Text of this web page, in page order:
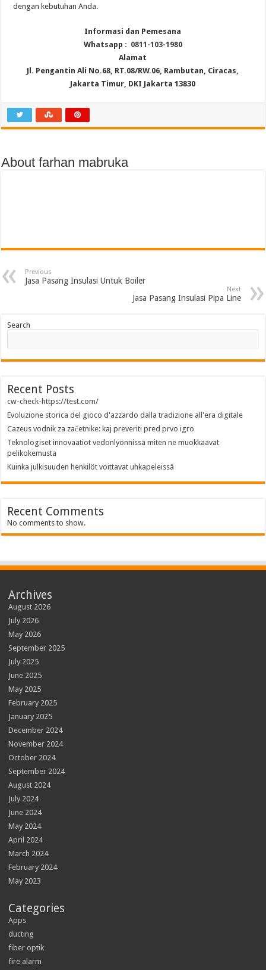
dengan kebutuhan Anda.
Informasi dan Pemesana
Whatsapp : 0811-103-1980
Alamat
Jl. Pengantin Ali No.68, RT.08/RW.06, Rambutan, Ciracas,
Jakarta Timur, DKI Jakarta 13830
About farhan mabruka
Previous
Jasa Pasang Insulasi Untuk Boiler
Next
Jasa Pasang Insulasi Pipa Line
Search
Recent Posts
cw-check-https://test.com/
Evoluzione storica del gioco d'azzardo dalla tradizione all'era digitale
Cazeus vodnik za začetnike: kaj preveriti pred prvo igro
Teknologiset innovaatiot vedonlyönnissä miten ne muokkaavat
pelikokemusta
Kuinka julkisuuden henkilöt voittavat uhkapeleissä
Recent Comments
No comments to show.
Archives
August 2026
July 2026
May 2026
September 2025
July 2025
June 2025
May 2025
February 2025
January 2025
December 2024
November 2024
October 2024
September 2024
August 2024
July 2024
June 2024
May 2024
April 2024
March 2024
February 2024
May 2023
Categories
Apps
ducting
fiber optik
fire alarm